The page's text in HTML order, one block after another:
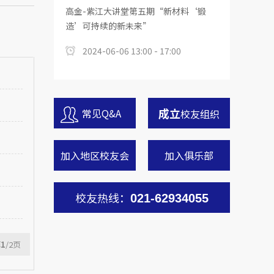
1/2页
高金-紫江大讲堂第五期“新材料‘锻
造’可持续的新未来”
2024-06-06 13:00 - 17:00
常见Q&A 成立校友组织
加入地区校友会 加入俱乐部
校友热线： 021-62934055